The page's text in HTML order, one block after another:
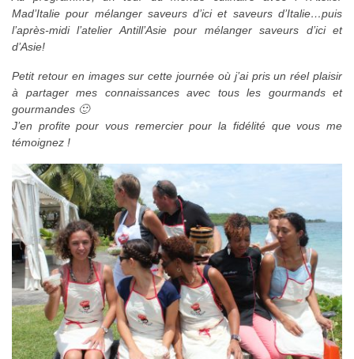
Mad’Italie pour mélanger saveurs d’ici et saveurs d’Italie…puis
l’après-midi l’atelier Antill’Asie pour mélanger saveurs d’ici et
d’Asie!
Petit retour en images sur cette journée où j’ai pris un réel plaisir
à partager mes connaissances avec tous les gourmands et
gourmandes 🙂
J’en profite pour vous remercier pour la fidélité que vous me
témoignez !